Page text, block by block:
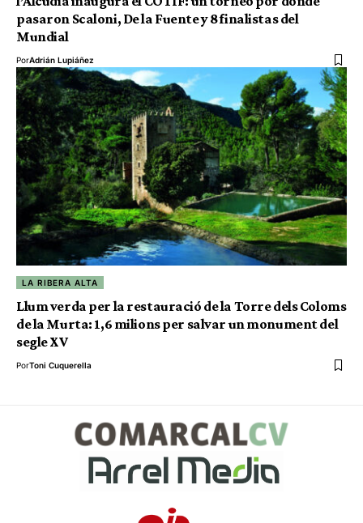
pasaron Scaloni, De la Fuente y 8 finalistas del
Mundial
PorAdrián Lupiáñez
LA RIBERA ALTA
Llum verda per la restauració de la Torre dels Coloms
de la Murta: 1,6 milions per salvar un monument del
segle XV
PorToni Cuquerella